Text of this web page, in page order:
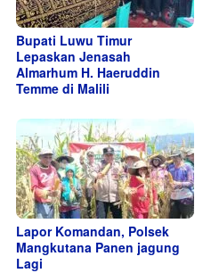
Bupati Luwu Timur
Lepaskan Jenasah
Almarhum H. Haeruddin
Temme di Malili
Lapor Komandan, Polsek
Mangkutana Panen jagung
Lagi